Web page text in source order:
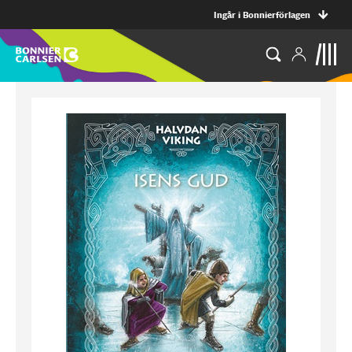
Ingår i Bonnierförlagen